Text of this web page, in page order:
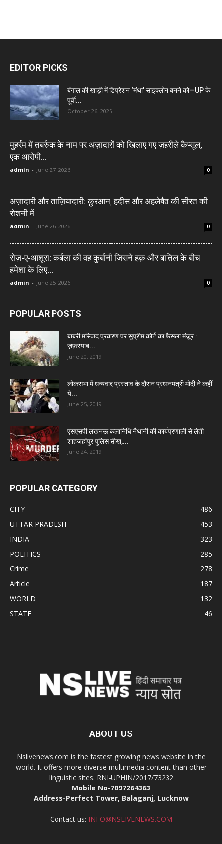
EDITOR PICKS
बंगाल की खाड़ी में डिप्रेशन ‘मंथा’ साइक्लोन बनने को—UP के
पूर्वी...
October 26, 2025
मुहर्रम में तबर्रुक के नाम पर अज़ादारों को खिलाए गए ज़हरीले कैप्सूल,
एक आरोपी...
admin - June 27, 2026 0
अज़ादारी और ताज़ियादारी: क़ुरआन, हदीस और अहलेबैत की सीरत की
रोशनी में
admin - June 26, 2026 0
रोज़-ए-आशूरा: कर्बला की वह कुर्बानी जिसने हक़ और बातिल के बीच
हमेशा के लिए...
admin - June 25, 2026 0
POPULAR POSTS
बाबरी मस्जिद प्रकरण पर सुप्रीम कोर्ट का फैसला मंज़ूर :
ज़फ़रयाब...
June 20, 2019
लोकसभा में धन्यवाद प्रस्ताव के दौरान प्रधानमंत्री मोदी ने कहीं
ये...
June 25, 2019
एसएसपी लखनऊ कलानिधि नैथानी की कार्यप्रणाली से लेती
शाहजहांपुर पुलिस सीख,...
June 24, 2019
POPULAR CATEGORY
CITY
486
UTTAR PRADESH
453
INDIA
323
POLITICS
285
Crime
278
Article
187
WORLD
132
STATE
46
ABOUT US
Nslivenews.com is the fastest growing news website in the
world. It offers more diverse multimedia content than other
linguistic sites. RNI-UPHIN/2017/73232
Mobile No-7897264363
Address-Perfect Tower, Balaganj, Lucknow
Contact us: INFO@NSLIVENEWS.COM